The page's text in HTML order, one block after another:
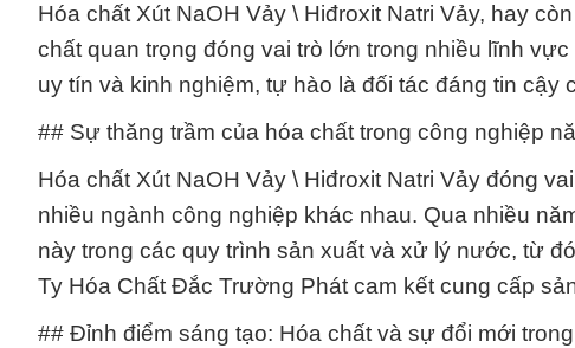
Hóa chất Xút NaOH Vảy \ Hiđroxit Natri Vảy, hay
chất quan trọng đóng vai trò lớn trong nhiều lĩnh
uy tín và kinh nghiệm, tự hào là đối tác đáng tin
## Sự thăng trầm của hóa chất trong công nghiệp
Hóa chất Xút NaOH Vảy \ Hiđroxit Natri Vảy đóng
nhiều ngành công nghiệp khác nhau. Qua nhiều
này trong các quy trình sản xuất và xử lý nước, từ
Ty Hóa Chất Đắc Trường Phát cam kết cung cấp
## Đỉnh điểm sáng tạo: Hóa chất và sự đổi mới